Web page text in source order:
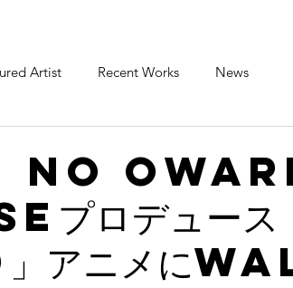
Artist Recent Works News
no
ロデュー
アニメに